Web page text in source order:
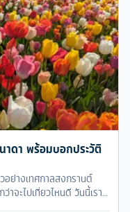
าดา พร้อมบอกประวัติ
อย่างเทศกาลสงกรานต์
าจะไปเที่ยวไหนดี วันนี้เรา